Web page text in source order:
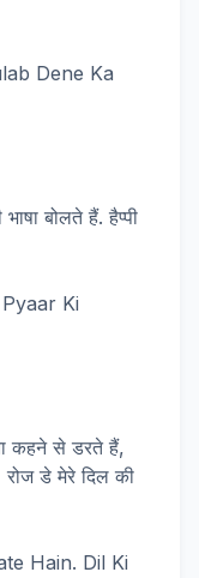
Dene Ka
बोलते हैं. हैप्पी
Ki
कहने से डरते हैं,
रोज डे मेरे दिल की
Hain. Dil Ki